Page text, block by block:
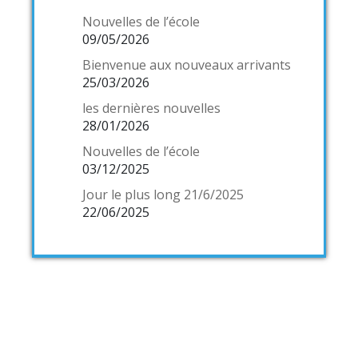
Nouvelles de l’école
09/05/2026
Bienvenue aux nouveaux arrivants
25/03/2026
les dernières nouvelles
28/01/2026
Nouvelles de l’école
03/12/2025
Jour le plus long 21/6/2025
22/06/2025